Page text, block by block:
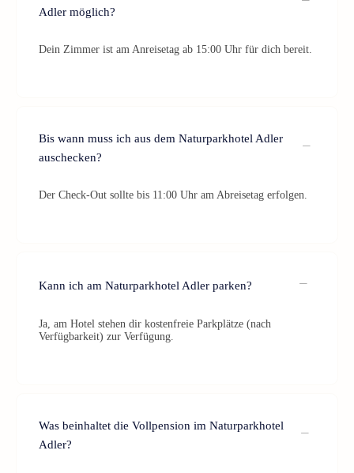
Adler möglich?
Dein Zimmer ist am Anreisetag ab 15:00 Uhr für dich bereit.
Bis wann muss ich aus dem Naturparkhotel Adler
auschecken?
Der Check-Out sollte bis 11:00 Uhr am Abreisetag erfolgen.
Kann ich am Naturparkhotel Adler parken?
Ja, am Hotel stehen dir kostenfreie Parkplätze (nach
Verfügbarkeit) zur Verfügung.
Was beinhaltet die Vollpension im Naturparkhotel
Adler?